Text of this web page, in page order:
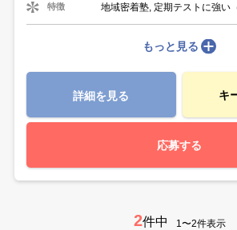
特徴 地域密着塾, 定期テストに強い
もっと見る
詳細を見る キ
応募する
2件中 1〜2件表示